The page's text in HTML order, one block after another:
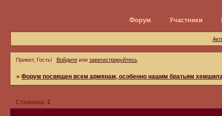
Форум Участники
Привет, Гость! Войдитеили зарегистрируйтесь.
»Форум посвящен всем армянам, особенно нашим братьям
Страница: 1